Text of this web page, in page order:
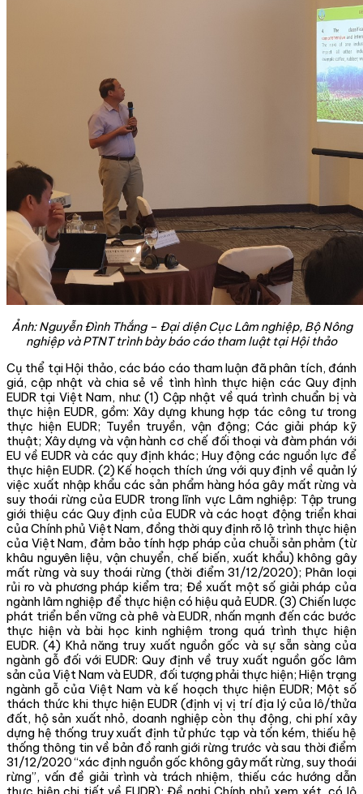
Ảnh:Nguyễn Đình Thắng – Đại diện Cục Lâm nghiệp, Bộ Nông
nghiệp và PTNT trình bày báo cáo tham luật tại Hội thảo
Cụ thể tại Hội thảo, các báo cáo tham luận đã phân tích, đánh
giá, cập nhật và chia sẻ về tình hình thực hiện các Quy định
EUDR tại Việt Nam, như: (1) Cập nhật về quá trình chuẩn bị và
thực hiện EUDR, gồm: Xây dựng khung hợp tác công tư trong
thực hiện EUDR; Tuyền truyền, vận động; Các giải pháp kỹ
thuật; Xây dựng và vận hành cơ chế đối thoại và đàm phán với
EU về EUDR và các quy định khác; Huy động các nguồn lực để
thực hiện EUDR. (2) Kế hoạch thích ứng với quy định về quản lý
việc xuất nhập khẩu các sản phẩm hàng hóa gây mất rừng và
suy thoái rừng của EUDR trong lĩnh vực Lâm nghiệp: Tập trung
giới thiệu các Quy định của EUDR và các hoạt động triển khai
của Chính phủ Việt Nam, đồng thời quy định rõ lộ trình thực hiện
của Việt Nam, đảm bảo tính hợp pháp của chuỗi sản phảm (từ
khâu nguyên liệu, vận chuyển, chế biến, xuất khẩu) không gây
mất rừng và suy thoái rừng (thời điểm 31/12/2020); Phân loại
rủi ro và phương pháp kiểm tra; Đề xuất một số giải pháp của
ngành lâm nghiệp để thực hiện có hiệu quả EUDR. (3) Chiến lược
phát triển bền vững cà phê và EUDR, nhấn mạnh đến các bước
thực hiện và bài học kinh nghiệm trong quá trình thực hiện
EUDR. (4) Khả năng truy xuất nguồn gốc và sự sẵn sàng của
ngành gỗ đối với EUDR: Quy định về truy xuất nguồn gốc lâm
sản của Việt Nam và EUDR, đối tượng phải thực hiện; Hiện trạng
ngành gỗ của Việt Nam và kế hoạch thực hiện EUDR; Một số
thách thức khi thực hiện EUDR (định vị vị trí địa lý của lô/thửa
đất, hộ sản xuất nhỏ, doanh nghiệp còn thụ động, chi phí xây
dựng hệ thống truy xuất định tử phức tạp và tốn kém, thiếu hệ
thống thông tin về bản đồ ranh giới rừng trước và sau thời điểm
31/12/2020 “xác định nguồn gốc không gây mất rừng, suy thoái
rừng”, vấn đề giải trình và trách nhiệm, thiếu các hướng dẫn